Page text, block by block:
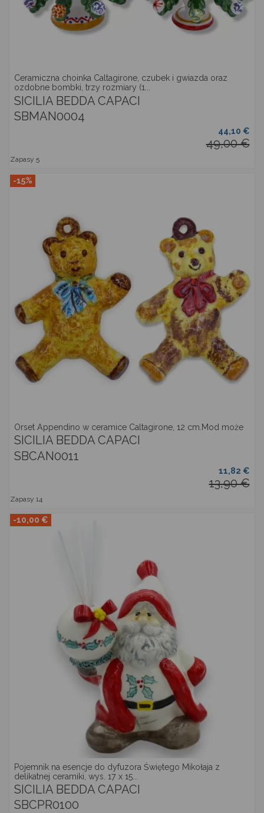
Ceramiczna choinka Caltagirone, czubek i gwiazda oraz
ozdobne bombki, trzy rozmiary (1...
SICILIA BEDDA CAPACI
SBMAN0004
44,10 €
49,00 €
Zapasy 5
-15%
Orset Appendino w ceramice Caltagirone, 12 cm.Mod może
SICILIA BEDDA CAPACI
SBCAN0011
11,82 €
13,90 €
Zapasy 14
-10,00 €
Pojemnik na esencje do dyfuzora Świętego Mikołaja z
delikatnej ceramiki, wys. 17 x 15...
SICILIA BEDDA CAPACI
SBCPR0100